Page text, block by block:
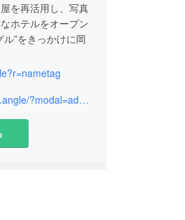
を再活用し、写真
ホテルをオープン
”をきっかけに岡
https://www.facebook.com/microhotel.angle/?modal=admin_todo_tour